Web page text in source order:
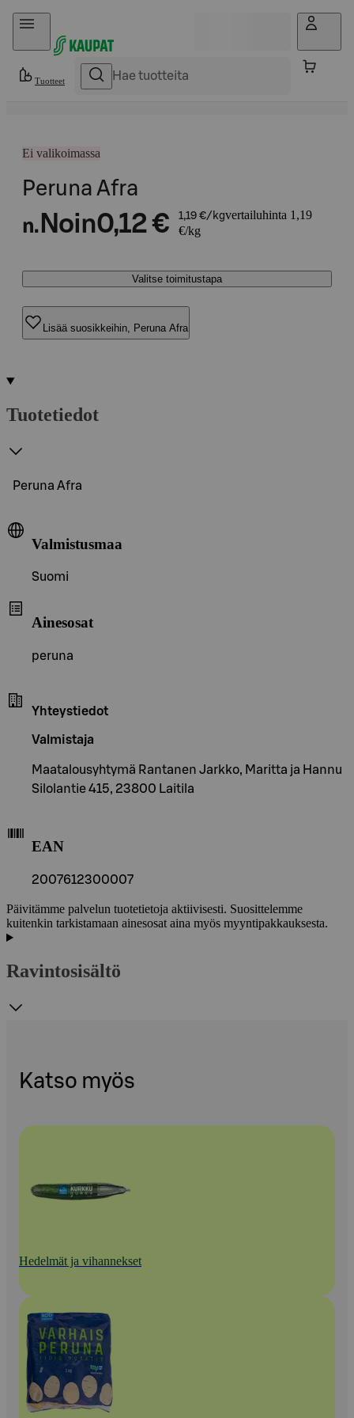
Hyppää sisältöön
Tuotteet
Ei valikoimassa
Peruna Afra
n. Noin0,12 € 1,19 €/kgvertailuhinta 1,19
€/kg
Valitse toimitustapa
Lisää suosikkeihin, Peruna Afra
Tuotetiedot
Peruna Afra
Valmistusmaa
Suomi
Ainesosat
peruna
Yhteystiedot
Valmistaja
Maatalousyhtymä Rantanen Jarkko, Maritta ja Hannu
Silolantie 415, 23800 Laitila
EAN
2007612300007
Päivitämme palvelun tuotetietoja aktiivisesti. Suosittelemme
kuitenkin tarkistamaan ainesosat aina myös myyntipakkauksesta.
Ravintosisältö
Katso myös
Hedelmät ja vihannekset